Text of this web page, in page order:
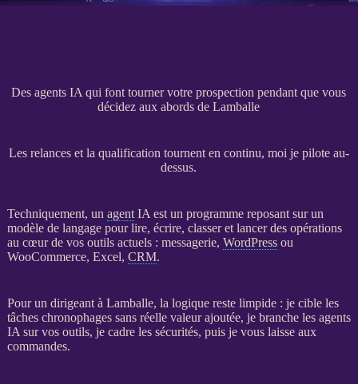
Des agents IA qui font tourner votre prospection pendant que vous
décidez aux abords de Lamballe
Les relances et la qualification tournent en continu, moi je pilote au-
dessus.
Techniquement, un agent IA est un programme reposant sur un
modèle de langage pour lire, écrire, classer et lancer des opérations
au cœur de vos outils actuels : messagerie, WordPressou
WooCommerce, Excel, CRM.
Pour un dirigeant à Lamballe, la logique reste limpide : je cible les
tâches chronophages sans réelle valeur ajoutée, je branche les agents
IA sur vos outils, je cadre les sécurités, puis je vous laisse aux
commandes.